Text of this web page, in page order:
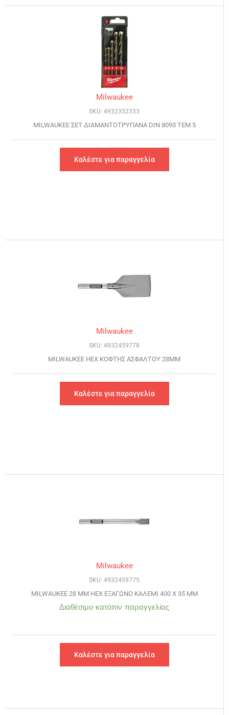
Milwaukee
SKU: 4932352333
MILWAUKEE ΣΕΤ ΔΙΑΜΑΝΤΟΤΡΥΠΑΝΑ DIN 8093 ΤΕΜ 5
Καλέστε για παραγγελία
Milwaukee
SKU: 4932459778
MILWAUKEE HEX ΚΟΦΤΗΣ ΑΣΦΑΛΤΟΥ 28MM
Καλέστε για παραγγελία
Milwaukee
SKU: 4932459775
MILWAUKEE 28 MM HEX ΕΞΑΓΩΝΟ ΚΑΛΕΜΙ 400 Χ 35 MM
Διαθέσιμο κατόπιν παραγγελίας
Καλέστε για παραγγελία